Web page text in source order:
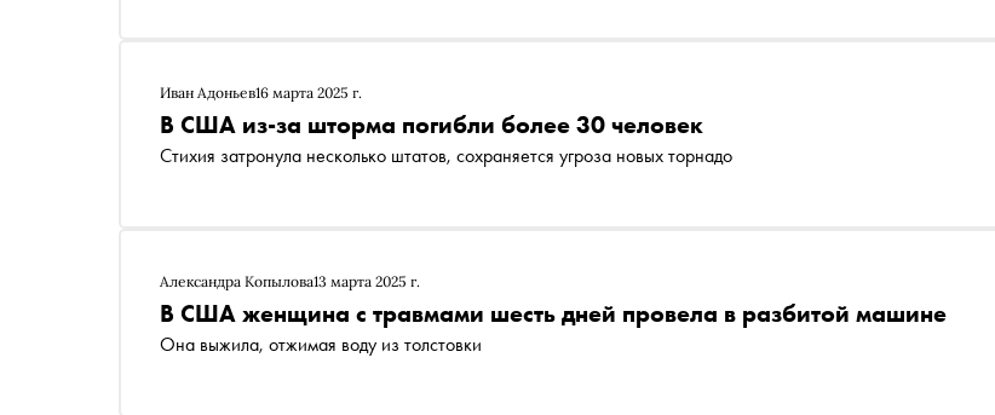
Иван Адоньев16 марта 2025 г.
В США из-за шторма погибли более 30 человек
Стихия затронула несколько штатов, сохраняется угроза новых торнадо
Александра Копылова13 марта 2025 г.
В США женщина с травмами шесть дней провела в разбитой машине
Она выжила, отжимая воду из толстовки